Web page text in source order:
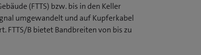
(FTTS) bzw. bis in den Keller
umgewandelt und auf Kupferkabel
FTTS/B bietet Bandbreiten von bis zu